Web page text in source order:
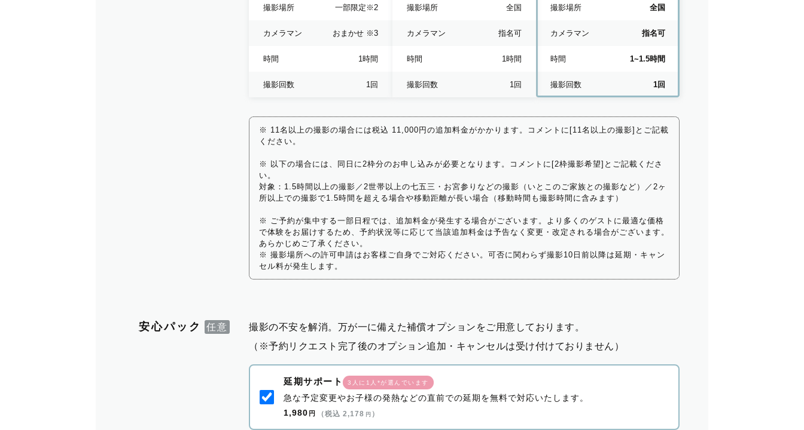
撮影場所 一部限定 ※2
カメラマン おまかせ ※3
時間 1時間
撮影回数 1回
撮影場所 全国
カメラマン 指名可
時間 1時間
撮影回数 1回
撮影場所 全国
カメラマン 指名可
時間 1~1.5時間
撮影回数 1回
※ 11名以上の撮影の場合には税込 11,000円の追加料金がかかります。コメントに[11名以上の撮影]とご記載
ください。
※ 以下の場合には、同日に2枠分のお申し込みが必要となります。コメントに[2枠撮影希望]とご記載くださ
い。
対象：1.5時間以上の撮影／2世帯以上の七五三・お宮参りなどの撮影（いとこのご家族との撮影など）／2ヶ
所以上での撮影で1.5時間を超える場合や移動距離が長い場合（移動時間も撮影時間に含みます）
※ ご予約が集中する一部日程では、追加料金が発生する場合がございます。より多くのゲストに最適な価格
で体験をお届けするため、予約状況等に応じて当該追加料金は予告なく変更・改定される場合がございます。
あらかじめご了承ください。
※ 撮影場所への許可申請はお客様ご自身でご対応ください。可否に関わらず撮影10日前以降は延期・キャン
セル料が発生します。
安心パック
撮影の不安を解消。万が一に備えた補償オプションをご用意しております。
（※予約リクエスト完了後のオプション追加・キャンセルは受け付けておりません）
延期サポート 3人に1人*が選んでいます
急な予定変更やお子様の発熱などの直前での延期を無料で対応いたします。
1,980 円 （税込 2,178 円 ）